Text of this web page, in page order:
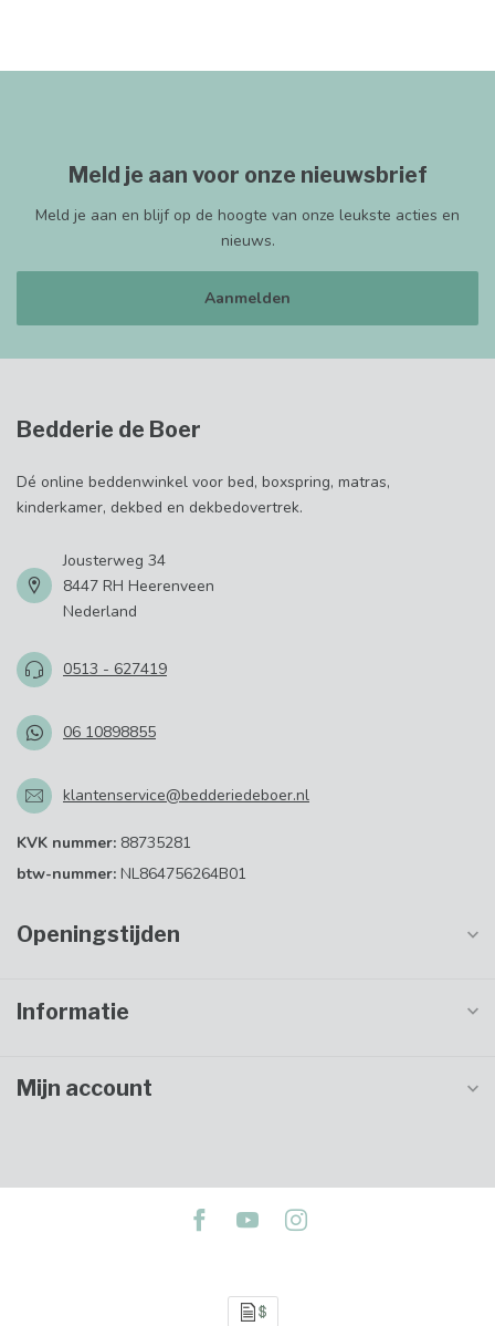
Meld je aan voor onze nieuwsbrief
Meld je aan en blijf op de hoogte van onze leukste acties en
nieuws.
Aanmelden
Bedderie de Boer
Dé online beddenwinkel voor bed, boxspring, matras,
kinderkamer, dekbed en dekbedovertrek.
Jousterweg 34
8447 RH Heerenveen
Nederland
0513 - 627419
06 10898855
klantenservice@bedderiedeboer.nl
KVK nummer: 88735281
btw-nummer: NL864756264B01
Openingstijden
Informatie
Mijn account